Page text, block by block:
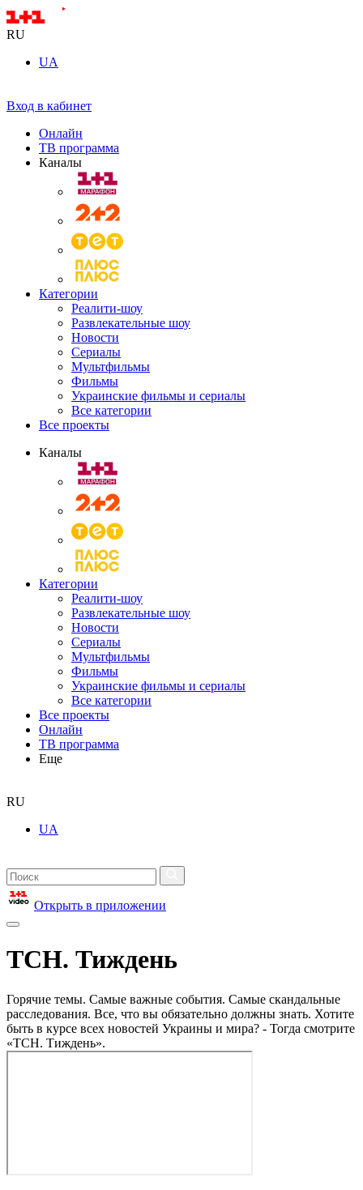
RU
UA
Вход в кабинет
Онлайн
ТВ программа
Каналы
Категории
Реалити-шоу
Развлекательные шоу
Новости
Сериалы
Мультфильмы
Фильмы
Украинские фильмы и сериалы
Все категории
Все проекты
Каналы
Категории
Реалити-шоу
Развлекательные шоу
Новости
Сериалы
Мультфильмы
Фильмы
Украинские фильмы и сериалы
Все категории
Все проекты
Онлайн
ТВ программа
Еще
RU
UA
Открыть в приложении
ТСН. Тиждень
Горячие темы. Самые важные события. Самые скандальные
расследования. Все, что вы обязательно должны знать. Хотите
быть в курсе всех новостей Украины и мира? - Тогда смотрите
«ТСН. Тиждень».